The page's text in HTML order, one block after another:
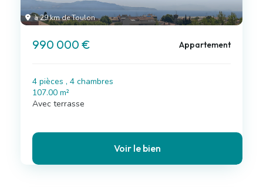
à 29 km de Toulon
990 000 € Appartement
4 pièces , 4 chambres
107.00 m²
Avec terrasse
Voir le bien